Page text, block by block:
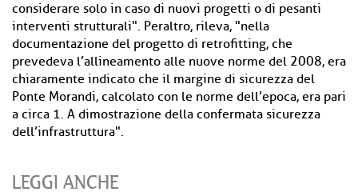
considerare solo in caso di nuovi progetti o di pesanti
interventi strutturali". Peraltro, rileva, "nella
documentazione del progetto di retrofitting, che
prevedeva l’allineamento alle nuove norme del 2008, era
chiaramente indicato che il margine di sicurezza del
Ponte Morandi, calcolato con le norme dell’epoca, era pari
a circa 1. A dimostrazione della confermata sicurezza
dell’infrastruttura".
LEGGI ANCHE